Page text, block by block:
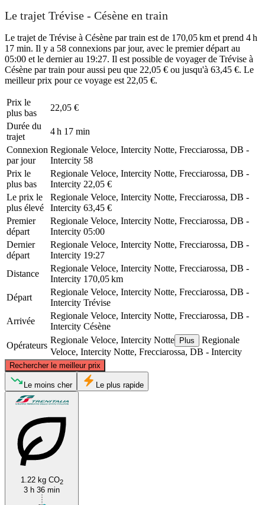
Le trajet Trévise - Césène en train
Le trajet de Trévise à Césène par train est de 170,05 km et prend 4 h
17 min. Il y a 58 connexions par jour, avec le premier départ au
05:00 et le dernier au 19:27. Il est possible de voyager de Trévise à
Césène par train pour aussi peu que 22,05 € ou jusqu'à 63,45 €. Le
meilleur prix pour ce voyage est 22,05 €.
Prix ​​le
plus bas
22,05 €
Durée du
trajet
4 h 17 min
Connexion
par jour
Regionale Veloce, Intercity Notte, Frecciarossa, DB -
Intercity 58
Prix ​​le
plus bas
Regionale Veloce, Intercity Notte, Frecciarossa, DB -
Intercity 22,05 €
Le prix le
plus élevé
Regionale Veloce, Intercity Notte, Frecciarossa, DB -
Intercity 63,45 €
Premier
départ
Regionale Veloce, Intercity Notte, Frecciarossa, DB -
Intercity 05:00
Dernier
départ
Regionale Veloce, Intercity Notte, Frecciarossa, DB -
Intercity 19:27
Distance
Regionale Veloce, Intercity Notte, Frecciarossa, DB -
Intercity 170,05 km
Départ
Regionale Veloce, Intercity Notte, Frecciarossa, DB -
Intercity Trévise
Arrivée
Regionale Veloce, Intercity Notte, Frecciarossa, DB -
Intercity Césène
Opérateurs
Regionale Veloce, Intercity Notte Plus
Regionale
Veloce, Intercity Notte, Frecciarossa, DB - Intercity
Rechercher le meilleur prix
Treviso
©CARTO, ©OpenStreetMapcontributors
Le moins cher Le plus rapide
1.22 kg CO2
3 h 36 min